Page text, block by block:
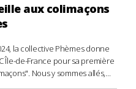
aux colimaçons
la collective Phèmes donne
Île-de-France pour sa première
Nous y sommes allés,...